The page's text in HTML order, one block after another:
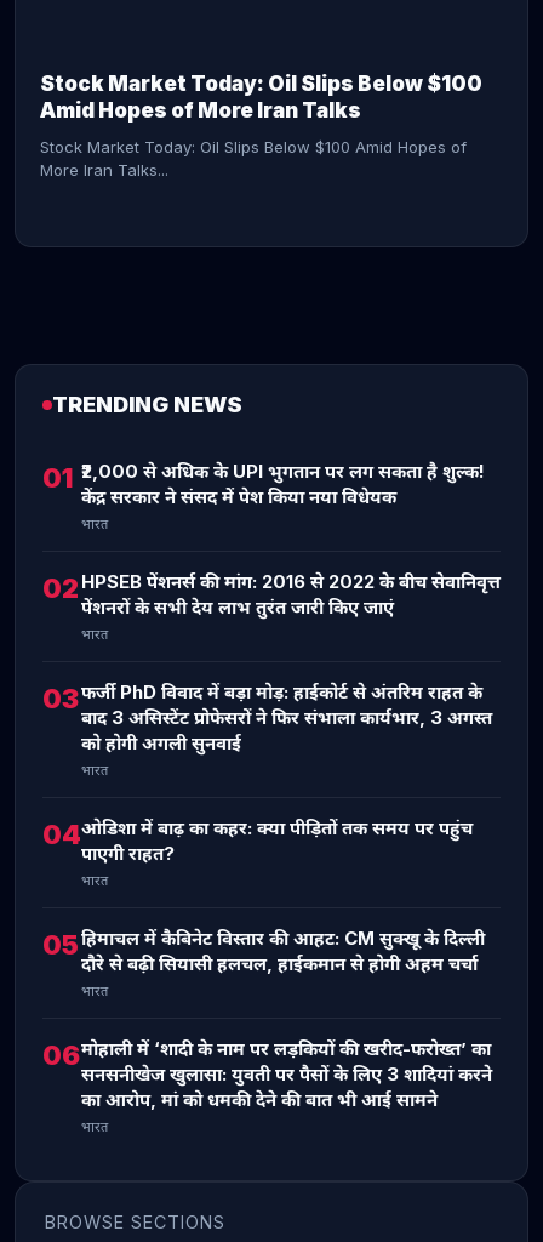
Stock Market Today: Oil Slips Below $100
Amid Hopes of More Iran Talks
Stock Market Today: Oil Slips Below $100 Amid Hopes of
More Iran Talks...
TRENDING NEWS
01 ₹2,000 से अधिक के UPI भुगतान पर लग सकता है शुल्क!
केंद्र सरकार ने संसद में पेश किया नया विधेयक
भारत
02 HPSEB पेंशनर्स की मांग: 2016 से 2022 के बीच सेवानिवृत्त
पेंशनरों के सभी देय लाभ तुरंत जारी किए जाएं
भारत
03फर्जी PhD विवाद में बड़ा मोड़: हाईकोर्ट से अंतरिम राहत के
बाद 3 असिस्टेंट प्रोफेसरों ने फिर संभाला कार्यभार, 3 अगस्त
को होगी अगली सुनवाई
भारत
04ओडिशा में बाढ़ का कहर: क्या पीड़ितों तक समय पर पहुंच
पाएगी राहत?
भारत
05हिमाचल में कैबिनेट विस्तार की आहट: CM सुक्खू के दिल्ली
दौरे से बढ़ी सियासी हलचल, हाईकमान से होगी अहम चर्चा
भारत
06मोहाली में ‘शादी के नाम पर लड़कियों की खरीद-फरोख्त’ का
सनसनीखेज खुलासा: युवती पर पैसों के लिए 3 शादियां करने
का आरोप, मां को धमकी देने की बात भी आई सामने
भारत
BROWSE SECTIONS